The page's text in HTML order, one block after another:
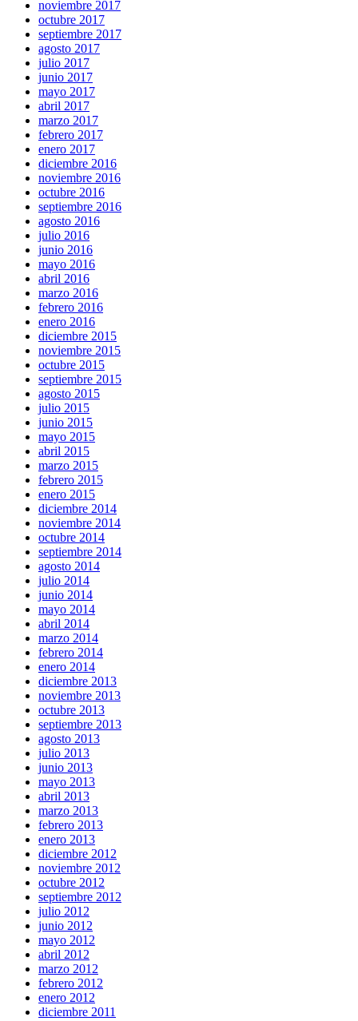
noviembre 2017
octubre 2017
septiembre 2017
agosto 2017
julio 2017
junio 2017
mayo 2017
abril 2017
marzo 2017
febrero 2017
enero 2017
diciembre 2016
noviembre 2016
octubre 2016
septiembre 2016
agosto 2016
julio 2016
junio 2016
mayo 2016
abril 2016
marzo 2016
febrero 2016
enero 2016
diciembre 2015
noviembre 2015
octubre 2015
septiembre 2015
agosto 2015
julio 2015
junio 2015
mayo 2015
abril 2015
marzo 2015
febrero 2015
enero 2015
diciembre 2014
noviembre 2014
octubre 2014
septiembre 2014
agosto 2014
julio 2014
junio 2014
mayo 2014
abril 2014
marzo 2014
febrero 2014
enero 2014
diciembre 2013
noviembre 2013
octubre 2013
septiembre 2013
agosto 2013
julio 2013
junio 2013
mayo 2013
abril 2013
marzo 2013
febrero 2013
enero 2013
diciembre 2012
noviembre 2012
octubre 2012
septiembre 2012
julio 2012
junio 2012
mayo 2012
abril 2012
marzo 2012
febrero 2012
enero 2012
diciembre 2011